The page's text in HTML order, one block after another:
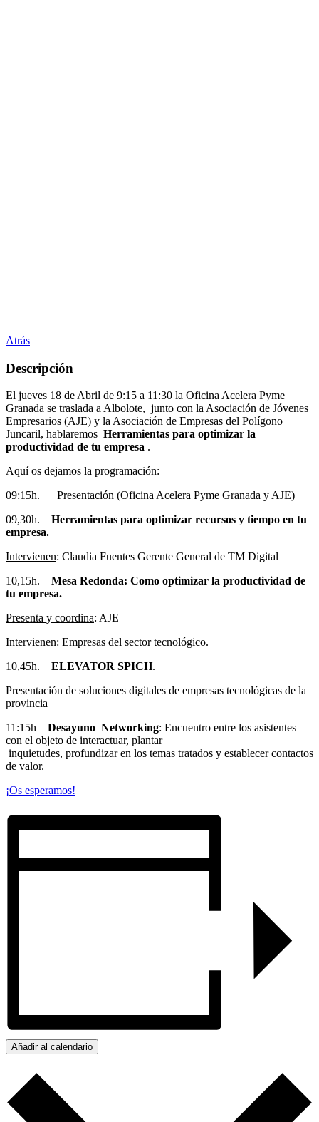
Atrás
Descripción
El jueves 18 de Abril de 9:15 a 11:30 la Oficina Acelera Pyme
Granada se traslada a Albolote, junto con la Asociación de Jóvenes
Empresarios (AJE) y la Asociación de Empresas del Polígono
Juncaril, hablaremos Herramientas para optimizar la
productividad de tu empresa .
Aquí os dejamos la programación:
09:15h. Presentación (Oficina Acelera Pyme Granada y AJE)
09,30h. Herramientas para optimizar recursos y tiempo en tu
empresa.
Intervienen: Claudia Fuentes Gerente General de TM Digital
10,15h. Mesa Redonda: Como optimizar la productividad de
tu empresa.
Presenta y coordina: AJE
Intervienen: Empresas del sector tecnológico.
10,45h. ELEVATOR SPICH.
Presentación de soluciones digitales de empresas tecnológicas de la
provincia
11:15h Desayuno–Networking: Encuentro entre los asistentes
con el objeto de interactuar, plantar
inquietudes, profundizar en los temas tratados y establecer contactos
de valor.
¡Os esperamos!
Añadir al calendario